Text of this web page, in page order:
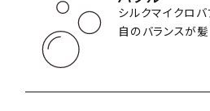
シルクマイクロ
自のバランスが髪